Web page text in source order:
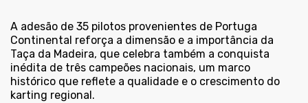
A adesão de 35 pilotos provenientes de Portuga
Continental reforça a dimensão e a importância da
Taça da Madeira, que celebra também a conquista
inédita de três campeões nacionais, um marco
histórico que reflete a qualidade e o crescimento do
karting regional.